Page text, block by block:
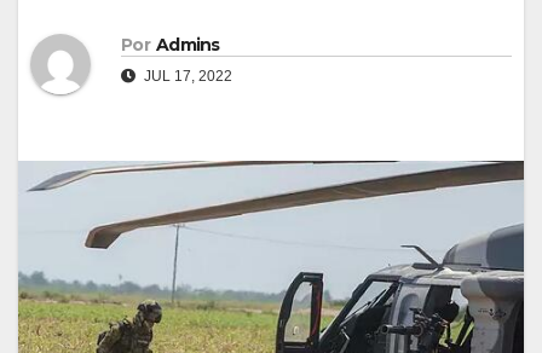
Por Admins
JUL 17, 2022